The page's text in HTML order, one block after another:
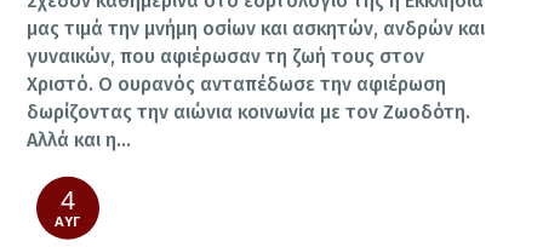
μας τιμά την μνήμη οσίων και ασκητών, ανδρών και
γυναικών, που αφιέρωσαν τη ζωή τους στον
Χριστό. Ο ουρανός ανταπέδωσε την αφιέρωση
δωρίζοντας την αιώνια κοινωνία με τον Ζωοδότη.
Αλλά και η…
4
ΑΥΓ